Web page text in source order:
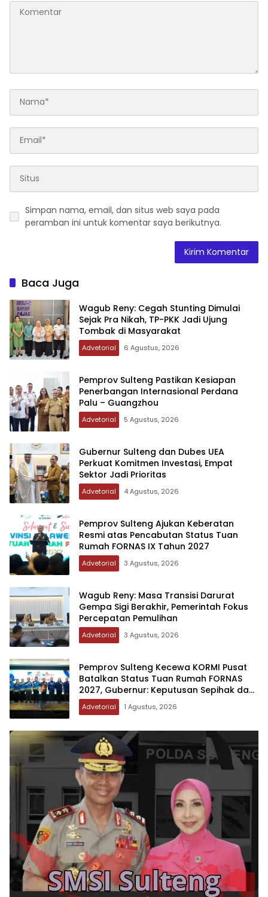
Simpan nama, email, dan situs web saya pada
peramban ini untuk komentar saya berikutnya.
Baca Juga
Wagub Reny: Cegah Stunting Dimulai
Sejak Pra Nikah, TP-PKK Jadi Ujung
Tombak di Masyarakat
Advetorial 6 Agustus, 2026
Pemprov Sulteng Pastikan Kesiapan
Penerbangan Internasional Perdana
Palu – Guangzhou
Advetorial 5 Agustus, 2026
Gubernur Sulteng dan Dubes UEA
Perkuat Komitmen Investasi, Empat
Sektor Jadi Prioritas
Advetorial 4 Agustus, 2026
Pemprov Sulteng Ajukan Keberatan
Resmi atas Pencabutan Status Tuan
Rumah FORNAS IX Tahun 2027
Advetorial 3 Agustus, 2026
Wagub Reny: Masa Transisi Darurat
Gempa Sigi Berakhir, Pemerintah Fokus
Percepatan Pemulihan
Advetorial 3 Agustus, 2026
Pemprov Sulteng Kecewa KORMI Pusat
Batalkan Status Tuan Rumah FORNAS
2027, Gubernur: Keputusan Sepihak dan
Tanpa Koordinasi
Advetorial 1 Agustus, 2026